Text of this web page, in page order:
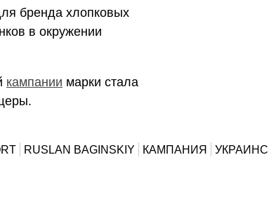
бренда хлопковых
в окружении
кампании марки стала
RUSLAN BAGINSKIY КАМПАНИЯ